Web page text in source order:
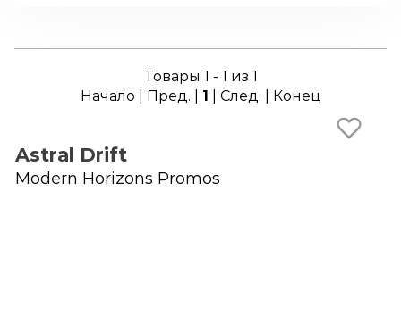
Товары 1 - 1 из 1
Начало | Пред. | 1 | След. | Конец
Astral Drift
Modern Horizons Promos